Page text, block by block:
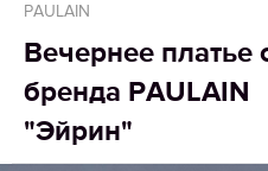
PAULAIN
Вечернее платье
бренда PAULAIN
"Эйрин"